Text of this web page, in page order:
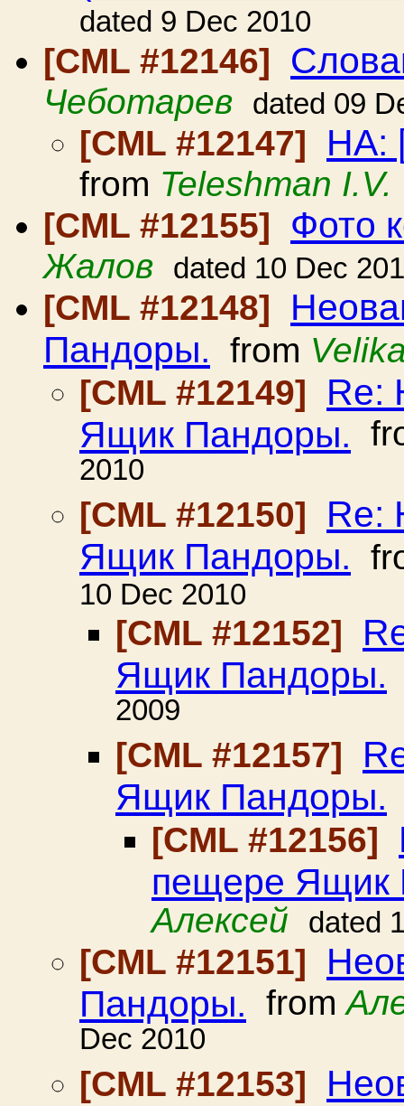
dated 9 Dec 2010
[CML #12146]
Чеботарев dated 09
[CML #12147] HA:
from Teleshman I.V.
[CML #12155]
Фото
Жалов dated 10 Dec
[CML #12148]
Пандоры. from
[CML #12149]
Re:
Ящик Пандоры.
2010
[CML #12150]
Re:
Ящик Пандоры.
10 Dec 2010
[CML #12152]
Ящик Пандоры.
2009
[CML #12157]
Ящик Пандоры.
[CML #12156]
пещере Ящик
Алексей
dated
[CML #12151]
Пандоры. from
Dec 2010
[CML #12153]